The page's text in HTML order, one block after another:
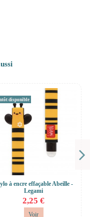
disponible
à encre effaçable Abeille -
Legami
2,25 €
Voir